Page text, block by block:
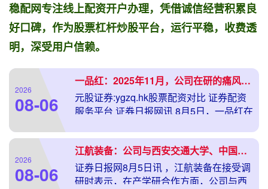
稳配网专注线上配资开户办理，凭借诚信经营积累良
好口碑，作为股票杠杆炒股平台，运行平稳，收费透
明，深受用户信赖。
2026
08-06
一品红：2025年11月，公司在研的痛风创新药AR882（氘泊替诺雷）国内Ⅲ期临床试验完成全部患者入组
元股证券:ygzq.hk股票配资对比 证券配资
服务平台 证券日报网讯 8月5日，一品红在
2026
08-06
江航装备：公司与西安交通大学、中国科学技术大学、北京航空航天大学等多所高校、研究所展开了紧密的技术开发合作
证券日报网8月5日讯 ，江航装备在接受调
研时表示，在产学研合作方面，公司与西